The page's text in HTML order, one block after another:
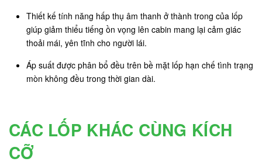
Thiết kế tính năng hấp thụ âm thanh ở thành trong của lốp
giúp giảm thiểu tiếng ồn vọng lên cabin mang lại cảm giác
thoải mái, yên tĩnh cho người lái.
Áp suất được phân bổ đều trên bề mặt lốp hạn chế tình trạng
mòn không đều trong thời gian dài.
CÁC LỐP KHÁC CÙNG KÍCH
CỠ